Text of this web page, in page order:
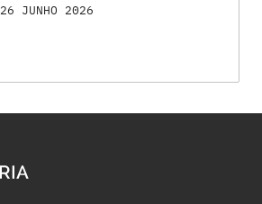
26 JUNHO 2026